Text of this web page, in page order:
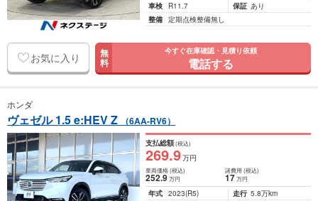
車検
R11.7 保証 あり
整備 定期点検整備無し
お気に入り 無
料
今すぐ在庫確認・見積り依頼
電話する
ホンダ
ヴェゼル 1.5 e:HEV Z （6AA-RV6）
支払総額(税込)
269.9万円
車両価格(税込)
252.9万円
諸費用 (税込)
17 万円
年式 2023(R5) 走行 5.8万km